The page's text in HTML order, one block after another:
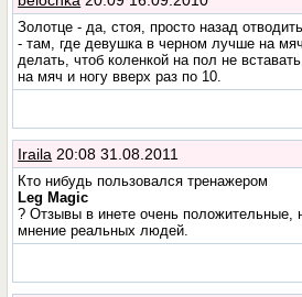
Золотце - да, стоя, просто назад
- там, где девушка в черном лучше на
делать, чтоб коленкой на пол не
на мяч и ногу вверх раз по 10.
Iraila 20:08 31.08.2011
Кто нибудь пользовался тренажером
Leg Magic
? Отзывы в инете очень положительные,
мнение реальных людей.